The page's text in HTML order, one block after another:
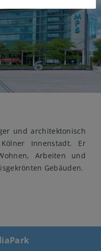
und architektonisch
Innenstadt. Er
Arbeiten und
Gebäuden.